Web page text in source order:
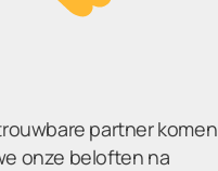
partner komen
onze beloften na